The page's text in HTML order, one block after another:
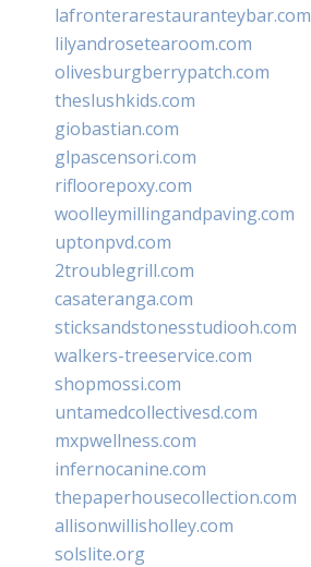
lafronterarestauranteybar.com
lilyandrosetearoom.com
olivesburgberrypatch.com
theslushkids.com
giobastian.com
glpascensori.com
rifloorepoxy.com
woolleymillingandpaving.com
uptonpvd.com
2troublegrill.com
casateranga.com
sticksandstonesstudiooh.com
walkers-treeservice.com
shopmossi.com
untamedcollectivesd.com
mxpwellness.com
infernocanine.com
thepaperhousecollection.com
allisonwillisholley.com
solslite.org